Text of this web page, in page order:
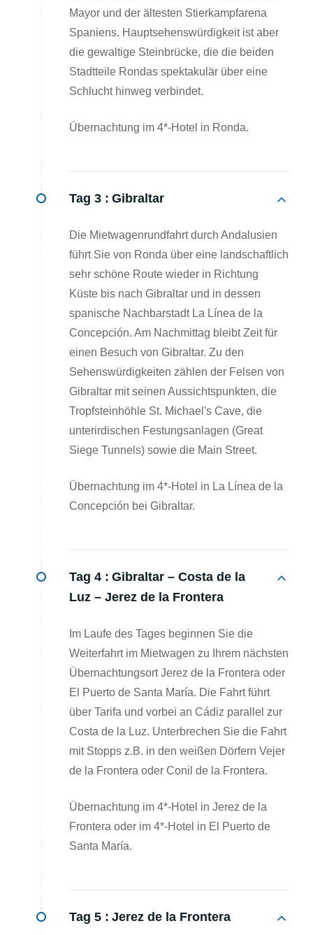
Mayor und der ältesten Stierkampfarena
Spaniens. Hauptsehenswürdigkeit ist aber
die gewaltige Steinbrücke, die die beiden
Stadtteile Rondas spektakulär über eine
Schlucht hinweg verbindet.
Übernachtung im 4*-Hotel in Ronda.
Tag 3 : Gibraltar
Die Mietwagenrundfahrt durch Andalusien
führt Sie von Ronda über eine landschaftlich
sehr schöne Route wieder in Richtung
Küste bis nach Gibraltar und in dessen
spanische Nachbarstadt La Línea de la
Concepción. Am Nachmittag bleibt Zeit für
einen Besuch von Gibraltar. Zu den
Sehenswürdigkeiten zählen der Felsen von
Gibraltar mit seinen Aussichtspunkten, die
Tropfsteinhöhle St. Michael's Cave, die
unterirdischen Festungsanlagen (Great
Siege Tunnels) sowie die Main Street.
Übernachtung im 4*-Hotel in La Línea de la
Concepción bei Gibraltar.
Tag 4 : Gibraltar – Costa de la
Luz – Jerez de la Frontera
Im Laufe des Tages beginnen Sie die
Weiterfahrt im Mietwagen zu Ihrem nächsten
Übernachtungsort Jerez de la Frontera oder
El Puerto de Santa María. Die Fahrt führt
über Tarifa und vorbei an Cádiz parallel zur
Costa de la Luz. Unterbrechen Sie die Fahrt
mit Stopps z.B. in den weißen Dörfern Vejer
de la Frontera oder Conil de la Frontera.
Übernachtung im 4*-Hotel in Jerez de la
Frontera oder im 4*-Hotel in El Puerto de
Santa María.
Tag 5 : Jerez de la Frontera